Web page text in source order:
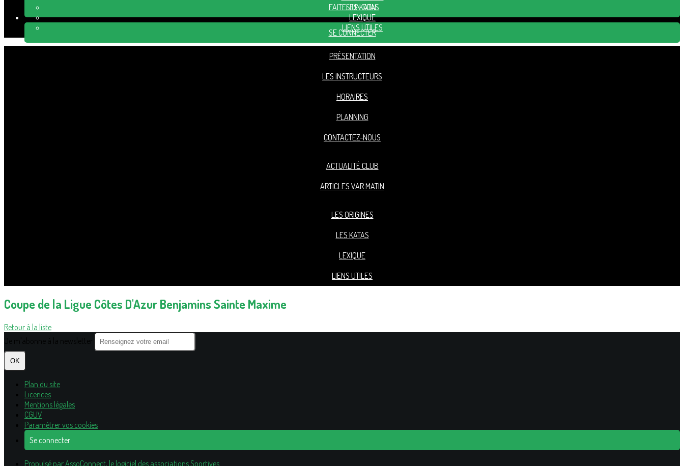
LES KATAS
LEXIQUE
LIENS UTILES
FAITES UN DON
SE CONNECTER
PRÉSENTATION
LES INSTRUCTEURS
HORAIRES
PLANNING
CONTACTEZ-NOUS
ACTUALITÉ CLUB
ARTICLES VAR MATIN
LES ORIGINES
LES KATAS
LEXIQUE
LIENS UTILES
Coupe de la Ligue Côtes D'Azur Benjamins Sainte Maxime
Retour à la liste
OK
Plan du site
Licences
Mentions légales
CGUV
Paramétrer vos cookies
Se connecter
Propulsé par AssoConnect, le logiciel des associations Sportives